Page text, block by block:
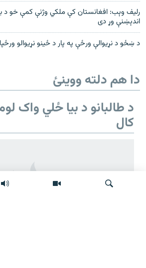
رلیف وېب: افغانستان کې ملکي وژنې کمې خو
اندېښنې وړ دی
د ښځو د نړیوالې ورځې په پار د ځینو نړیوالو
دا هم دلته ووینئ
د طالبانو د بیا ځلي واک
کال